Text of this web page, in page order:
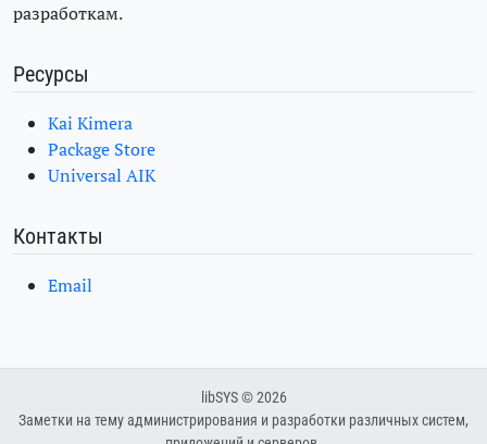
разработкам.
Ресурсы
Kai Kimera
Package Store
Universal AIK
Контакты
Email
libSYS © 2026
Заметки на тему администрирования и разработки различных систем,